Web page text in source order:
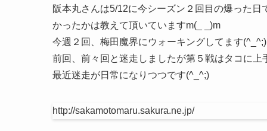
阪本丸さんは5/12に今シーズン２回目の爆った
かったかは教えて頂いていますm(_ _)m
今週２回、梅田魔界にウォーキングしてます(^_^;)
前回、前々回と迷走しましたが第５戦はタコに上
最近迷走が日常になりつつです(^_^;)
http://sakamotomaru.sakura.ne.jp/